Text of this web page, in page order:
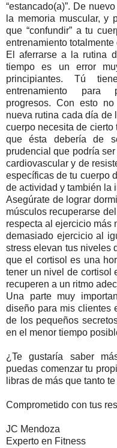
“estancado(a)”. De
la memoria muscular, y
que “confundir” a tu
entrenamiento totalmente
El aferrarse a la rutina
tiempo es un error
principiantes. Tú
entrenamiento para
progresos. Con esto
nueva rutina cada día de
cuerpo necesita de
que ésta debería de
prudencial que podría
cardiovascular y de
específicas de tu cuerpo
de actividad y también la
Asegúrate de lograr
músculos recuperarse
respecta al ejercicio más
demasiado ejercicio al
stress elevan tus niveles
que el cortisol es una
tener un nivel de cortisol
recuperen a un ritmo
Una parte muy
diseño para mis clientes
de los pequeños
en el menor tiempo
¿Te gustaría saber
puedas comenzar tu
libras de más que tanto
Comprometido con tus
JC Mendoza
Experto en Fitness